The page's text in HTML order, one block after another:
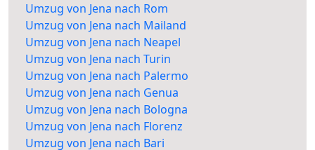
Umzug von Jena nach Rom
Umzug von Jena nach Mailand
Umzug von Jena nach Neapel
Umzug von Jena nach Turin
Umzug von Jena nach Palermo
Umzug von Jena nach Genua
Umzug von Jena nach Bologna
Umzug von Jena nach Florenz
Umzug von Jena nach Bari